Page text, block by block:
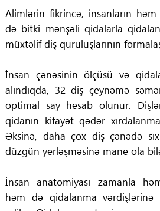
Alimlərin fikrincə, insanların
də bitki mənşəli qidalarla
müxtəlif diş quruluşlarının
İnsan çənəsinin ölçüsü və
alındıqda, 32 diş çeynəmə
optimal say hesab olunur.
qidanın kifayət qədər
Əksinə, daha çox diş çənədə
düzgün yerləşməsinə mane ola
İnsan anatomiyası zamanla
həm də qidalanma vərdişlərinə